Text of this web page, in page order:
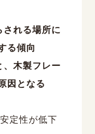
れる場所に
る傾向
、木製フレー
因となる
安定性が低下